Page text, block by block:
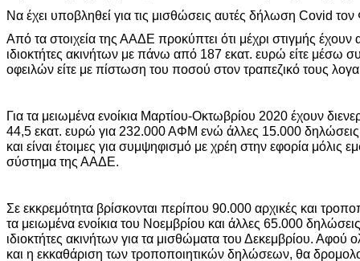
Να έχει υποβληθεί για τις μισθώσεις αυτές δήλωση Covid
Από τα στοιχεία της ΑΑΔΕ προκύπτει ότι μέχρι στιγμής
ιδιοκτήτες ακινήτων με πάνω από 187 εκατ. ευρώ είτε μέσω
οφειλών είτε με πίστωση του ποσού στον τραπεζικό τους
Για τα μειωμένα ενοίκια Μαρτίου-Οκτωβρίου 2020 έχουν
44,5 εκατ. ευρώ για 232.000 ΑΦΜ ενώ άλλες 15.000 δηλώσεις
και είναι έτοιμες για συμψηφισμό με χρέη στην εφορία μόλις
σύστημα της ΑΑΔΕ.
Σε εκκρεμότητα βρίσκονται περίπου 90.000 αρχικές και
τα μειωμένα ενοίκια του Νοεμβρίου και άλλες 65.000
ιδιοκτήτες ακινήτων για τα μισθώματα του Δεκεμβρίου. Αφού
και η εκκαθάριση των τροποποιητικών δηλώσεων, θα